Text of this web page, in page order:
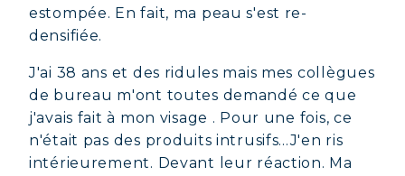
estompée. En fait, ma peau s'est re-
densifiée.
J'ai 38 ans et des ridules mais mes collègues
de bureau m'ont toutes demandé ce que
j'avais fait à mon visage . Pour une fois, ce
n'était pas des produits intrusifs...J'en ris
intérieurement. Devant leur réaction. Ma